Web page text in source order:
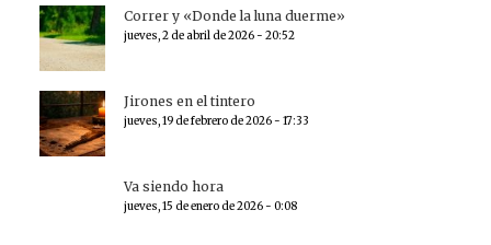
Correr y «Donde la luna duerme»
jueves, 2 de abril de 2026 - 20:52
Jirones en el tintero
jueves, 19 de febrero de 2026 - 17:33
Va siendo hora
jueves, 15 de enero de 2026 - 0:08